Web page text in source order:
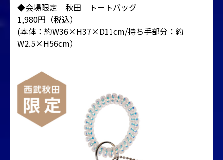
◆会場限定 秋田 トートバッグ
1,980円（税込）
(本体：約W36×H37×D11cm/持ち手部分：約
W2.5×H56cm）